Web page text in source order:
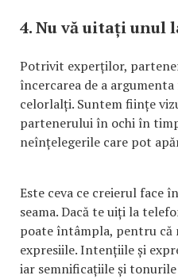
4. Nu vă uitați unul
Potrivit experților,
încercarea de a
celorlalți. Suntem ființe
partenerului în ochi în
neînțelegerile care pot
Este ceva ce creierul face
seama. Dacă te uiți la
poate întâmpla, pentru că
expresiile. Intențiile și
iar semnificațiile și tonurile